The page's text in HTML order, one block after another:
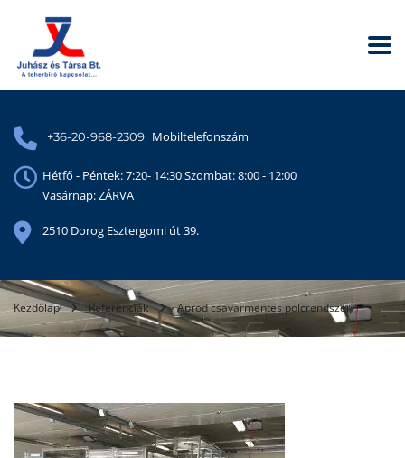
+36-20-968-2309 Mobiltelefonszám
Hétfő - Péntek: 7:20- 14:30 Szombat: 8:00 - 12:00
Vasárnap: ZÁRVA
2510 Dorog Esztergomi út 39.
Kezdőlap Referenciák Aprod csavarmentes polcrendszer